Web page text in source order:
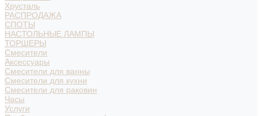
Хрусталь
РАСПРОДАЖА
СПОТЫ
НАСТОЛЬНЫЕ ЛАМПЫ
ТОРШЕРЫ
Смесители
Аксессуары
Смесители для ванны
Смесители для кухни
Смесители для раковин
Часы
Услуги